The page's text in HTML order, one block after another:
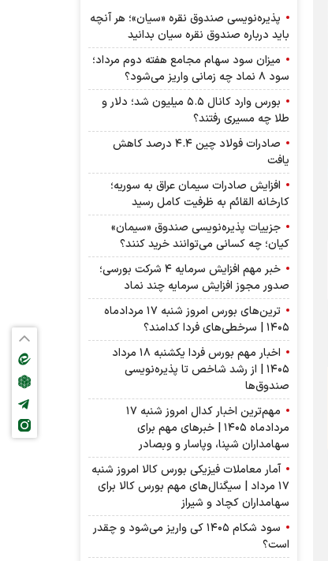
پذیره‌نویسی صندوق نقره «سیان»؛ هر آنچه
باید درباره صندوق نقره سیان بدانید
میزان سود سهام مجامع هفته دوم مرداد؛
سود ۸ نماد چه زمانی واریز می‌شود؟
بورس وارد کانال ۵.۵ میلیون شد؛ دلار و
طلا چه مسیری رفتند؟
صادرات فولاد چین ۴.۴ درصد کاهش
یافت
افزایش صادرات سیمان عراق به سوریه؛
کارخانه القائم به ظرفیت کامل رسید
جزییات پذیره‌نویسی صندوق «سیمان»
کیان؛ چه کسانی می‌توانند خرید کنند؟
خبر مهم افزایش سرمایه ۴ شرکت بورسی؛
صدور مجوز افزایش سرمایه چند نماد
ترین‌های بورس امروز شنبه ۱۷ مردادماه
۱۴۰۵ | سرخطی‌های فردا کدامند؟
اخبار مهم بورس فردا یکشنبه ۱۸ مرداد
۱۴۰۵ | از رشد شاخص تا پذیره‌نویسی
صندوق‌ها
مهم‌ترین اخبار کدال امروز شنبه ۱۷
مردادماه ۱۴۰۵ | خبرهای مهم برای
سهامداران شپنا، وپاسار و وبصادر
آمار معاملات فیزیکی بورس کالا امروز شنبه
۱۷ مرداد | سیگنال‌های مهم بورس کالا برای
سهامداران کچاد و شیراز
سود شکام ۱۴۰۵ کی واریز می‌شود و چقدر
است؟